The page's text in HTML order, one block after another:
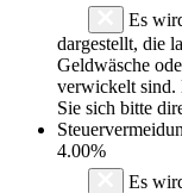
Es
dargestellt, die
Geldwäsche
verwickelt sind.
Sie sich bitte
4.00%
Es